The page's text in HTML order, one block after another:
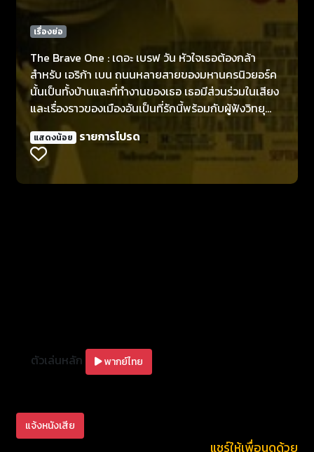
เรื่องย่อ
The Brave One : เดอะ เบรฟ วัน หัวใจเธอต้องกล้า
สำหรับ เอริก้า เบน ถนนหลายสายของมหานครนิวยอร์ค
นั้นเป็นทั้งบ้านและที่ทำงานของเธอ เธอมีส่วนร่วมในเสียง
และเรื่องราวของเมืองอันเป็นที่รักนี้พร้อมกับผู้ฟังวิทยุ
โดยเธอเป็นผู้ดำเนินรายการที่มีชื่อว่า "Street Walk" ใน
เวลากลางคืนเธอกลับบ้านไปสู่อ้อมกอดแห่งความรักกับคู่
หมั้นของเธอ เดวิด เคอร์มานี่ แต่ทุกอย่างที่เอริก้าคุ้นเคย
แสดงน้อย รายการโปรด
ตัวเล่นหลัก พากย์ไทย
แจ้งหนังเสีย
แชร์ให้เพื่อนดูด้วย